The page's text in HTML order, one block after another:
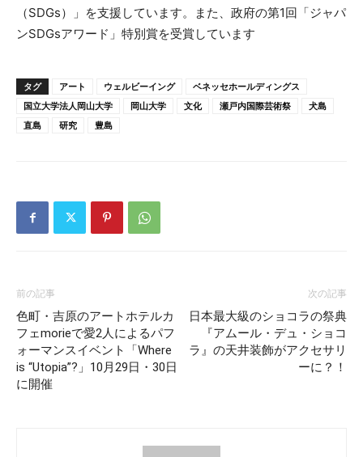
（SDGs）」を支援しています。また、政府の第1回「ジャパ
ンSDGsアワード」特別賞を受賞しています
タグ アート ウェルビーイング
ベネッセホールディングス
国立大学法人岡山大学
岡山大学 文化 瀬戸内国際芸術祭
犬島
直島
研究 豊島
前の記事
色町・吉原のアートホテルカ
フェmorieで愛2人によるパフ
ォーマンスイベント「Where
is “Utopia”?」10月29日・30日
に開催
次の記事
日本最大級のショコラの祭典
『アムール・デュ・ショコ
ラ』の天井装飾がアクセサリ
ーに？！